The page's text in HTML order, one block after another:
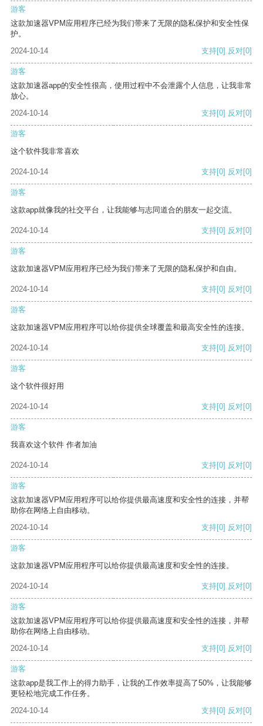
游客
这款加速器VPM应用程序已经为我们带来了无限的隐私保护和安全性保
护。
2024-10-14
支持[0] 反对[0]
游客
这款加速器app的安全性很高，使用过程中不会泄露个人信息，让我非常
放心。
2024-10-14
支持[0] 反对[0]
游客
这个软件我非常喜欢
2024-10-14 支持[0] 反对[0]
游客
这款app就像我的社交平台，让我能够与志同道合的朋友一起交流。
2024-10-14 支持[0] 反对[0]
游客
这款加速器VPM应用程序已经为我们带来了无限的隐私保护和自由。
2024-10-14 支持[0] 反对[0]
游客
这款加速器VPM应用程序可以给你提供全球覆盖和最高安全性的连接。
2024-10-14 支持[0] 反对[0]
游客
这个软件很好用
2024-10-14 支持[0] 反对[0]
游客
我喜欢这个软件 作者加油
2024-10-14 支持[0] 反对[0]
游客
这款加速器VPM应用程序可以给你提供最高速度和安全性的连接，并帮
助你在网络上自由移动。
2024-10-14
支持[0] 反对[0]
游客
这款加速器VPM应用程序可以给你提供最高速度和安全性的连接。
2024-10-14 支持[0] 反对[0]
游客
这款加速器VPM应用程序可以给你提供最高速度和安全性的连接，并帮
助你在网络上自由移动。
2024-10-14
支持[0] 反对[0]
游客
这款app是我工作上的得力助手，让我的工作效率提高了50%，让我能够
更轻松地完成工作任务。
2024-10-14
支持[0] 反对[0]